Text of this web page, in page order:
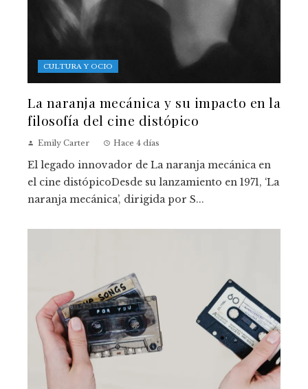
CULTURA Y OCIO
La naranja mecánica y su impacto en la
filosofía del cine distópico
Emily Carter Hace 4 días
El legado innovador de La naranja mecánica en
el cine distópicoDesde su lanzamiento en 1971, ‘La
naranja mecánica’, dirigida por S...